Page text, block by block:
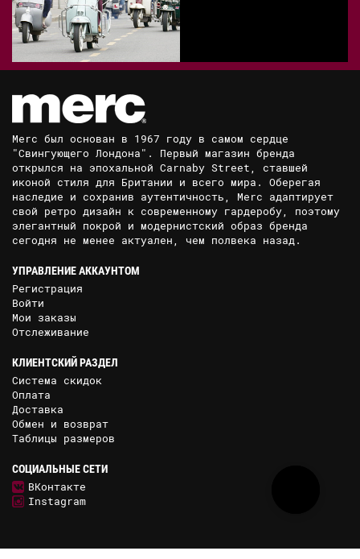
Merc был основан в 1967 году в самом сердце
"Свингующего Лондона". Первый магазин бренда
открылся на эпохальной Carnaby Street, ставшей
иконой стиля для Британии и всего мира. Оберегая
наследие и сохранив аутентичность, Merc адаптирует
свой ретро дизайн к современному гардеробу, поэтому
элегантный покрой и модернистский образ бренда
сегодня не менее актуален, чем полвека назад.
УПРАВЛЕНИЕ АККАУНТОМ
Регистрация
Войти
Мои заказы
Отслеживание
КЛИЕНТСКИЙ РАЗДЕЛ
Система скидок
Оплата
Доставка
Обмен и возврат
Таблицы размеров
СОЦИАЛЬНЫЕ СЕТИ
ВКонтакте
Instagram